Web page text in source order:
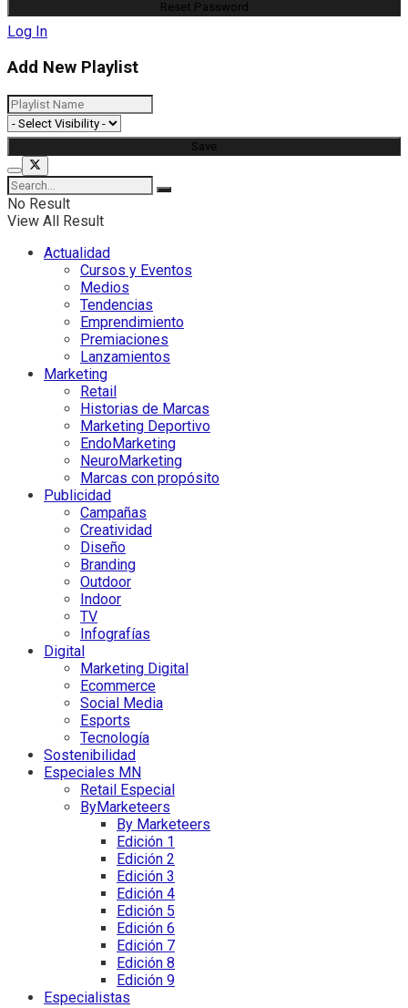
Log In
Add New Playlist
No Result
View All Result
Actualidad
Cursos y Eventos
Medios
Tendencias
Emprendimiento
Premiaciones
Lanzamientos
Marketing
Retail
Historias de Marcas
Marketing Deportivo
EndoMarketing
NeuroMarketing
Marcas con propósito
Publicidad
Campañas
Creatividad
Diseño
Branding
Outdoor
Indoor
TV
Infografías
Digital
Marketing Digital
Ecommerce
Social Media
Esports
Tecnología
Sostenibilidad
Especiales MN
Retail Especial
ByMarketeers
By Marketeers
Edición 1
Edición 2
Edición 3
Edición 4
Edición 5
Edición 6
Edición 7
Edición 8
Edición 9
Especialistas